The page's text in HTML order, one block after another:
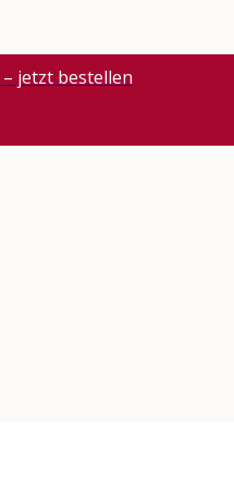
– jetzt bestellen